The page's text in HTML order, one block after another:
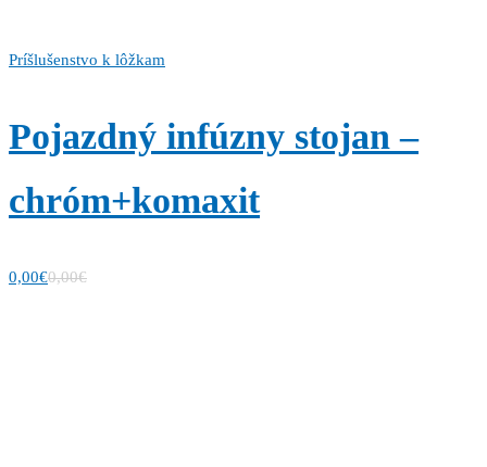
Príšlušenstvo k lôžkam
Pojazdný infúzny stojan –
chróm+komaxit
0,00€0,00€